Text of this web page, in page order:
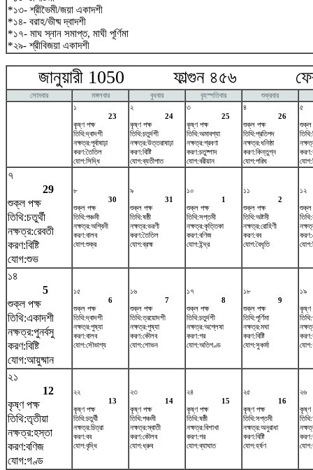
*১৩- শ্রীভৈমী/জয়া একাদশী
*১৪- বরাহ/ভীষ্ম দ্বাদশী
*১৭- মাঘ স্নান সমাপ্ত, মাঘী পূর্ণিমা
*২৯- শ্রীবিজয়া একাদশী
জানুয়ারী 1050 ফাল্গুন ৪৫৬
সোমবার মঙ্গলবার বুধবার বৃহস্পতিবার
শুক্রবার
১
23
কৃষ্ণ পক্ষ
তিথি:দ্বাদশী
নক্ষত্র:পূর্বাষাঢ়া
করণ:তৈতিল
যোগ:সিদ্ধি
২
24
কৃষ্ণ পক্ষ
তিথি:চতুর্দশী
নক্ষত্র:উত্তরাষাঢ়া
করণ:বিষ্টি
যোগ:ব্যতীপাত
৩
25
কৃষ্ণ পক্ষ
তিথি:অমাবশ্যা
নক্ষত্র:শ্রবণা
করণ:চতুষ্পাদ
যোগ:বরীয়ান
৪
26
শুক্ল পক্ষ
তিথি:প্রতিপদ
নক্ষত্র:ধনিষ্ঠা
করণ:কিন্তুগ্ন
যোগ:পরিঘ
৫
শুক্ল
৭
29
শুক্ল পক্ষ
তিথি:চতুর্থী
নক্ষত্র:রেবতী
করণ:বিষ্টি
যোগ:শুভ
৮
30
শুক্ল পক্ষ
তিথি:পঞ্চমী
নক্ষত্র:অশ্বিনী
করণ:বালব
যোগ:শুক্র
৯
31
শুক্ল পক্ষ
তিথি:ষষ্ঠী
নক্ষত্র:ভরণী
করণ:তৈতিল
যোগ:ব্রহ্ম
১০
1
শুক্ল পক্ষ
তিথি:সপ্তমী
নক্ষত্র:কৃত্তিকা
করণ:বণিজ
যোগ:ইন্দ্র
১১
2
শুক্ল পক্ষ
তিথি:অষ্টমী
নক্ষত্র:রোহিণী
করণ:বব
যোগ:বৈধৃতি
১২
শুক্ল
১৪
5
শুক্ল পক্ষ
তিথি:একাদশী
নক্ষত্র:পুনর্বসু
করণ:বিষ্টি
যোগ:আয়ুষ্মান
১৫
6
শুক্ল পক্ষ
তিথি:দ্বাদশী
নক্ষত্র:পুষ্যা
করণ:বালব
যোগ:সৌভাগ্য
১৬
7
শুক্ল পক্ষ
তিথি:ত্রয়োদশী
নক্ষত্র:পুষ্যা
করণ:কৌলব
যোগ:শোভন
১৭
8
শুক্ল পক্ষ
তিথি:চতুর্দশী
নক্ষত্র:অশ্লেষা
করণ:গর
যোগ:অতিগণ্ড
১৮
9
শুক্ল পক্ষ
তিথি:পূর্ণিমা
নক্ষত্র:মঘা
করণ:বিষ্টি
যোগ:সুকর্মা
১৯
কৃষ্ণ
২১
12
কৃষ্ণ পক্ষ
তিথি:তৃতীয়া
নক্ষত্র:হস্তা
করণ:বণিজ
যোগ:গণ্ড
২২
13
কৃষ্ণ পক্ষ
তিথি:চতুর্থী
নক্ষত্র:চিত্রা
করণ:বব
যোগ:বৃদ্ধি
২৩
14
কৃষ্ণ পক্ষ
তিথি:পঞ্চমী
নক্ষত্র:স্বাতী
করণ:কৌলব
যোগ:ধ্রুব
২৪
15
কৃষ্ণ পক্ষ
তিথি:ষষ্ঠী
নক্ষত্র:বিশাখা
করণ:গর
যোগ:ব্যাঘাত
২৫
16
কৃষ্ণ পক্ষ
তিথি:সপ্তমী
নক্ষত্র:অনুরাধা
করণ:বিষ্টি
যোগ:হর্ষণ
২৬
কৃষ্ণ